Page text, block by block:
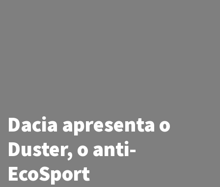
Dacia apresenta o
Duster, o anti-
EcoSport